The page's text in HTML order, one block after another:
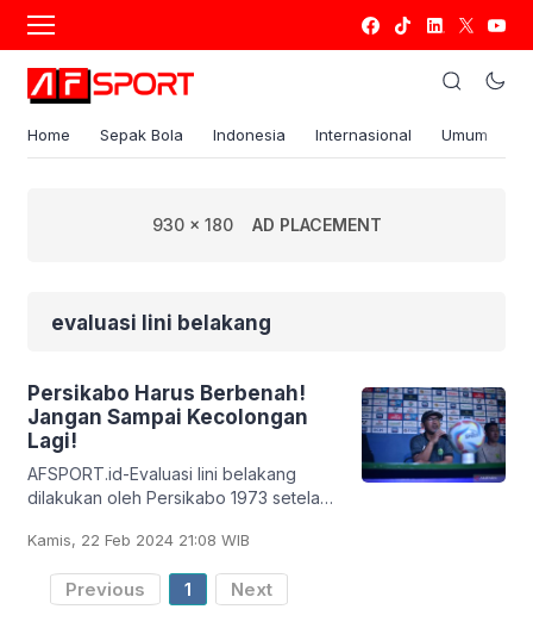
Home Sepak Bola Indonesia Internasional Umum
930 x 180 AD PLACEMENT
evaluasi lini belakang
Persikabo Harus Berbenah!
Jangan Sampai Kecolongan
Lagi!
AFSPORT.id-Evaluasi lini belakang
dilakukan oleh Persikabo 1973 setelah
pada laga ke-25 Liga 1 Indonesia
2023/2024 di
Kamis, 22 Feb 2024 21:08 WIB
Previous 1 Next